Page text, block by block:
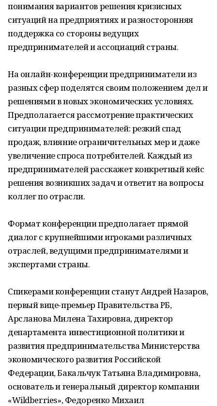
понимания вариантов решения кризисных
ситуаций на предприятиях и разносторонняя
поддержка со стороны ведущих
предпринимателей и ассоциаций страны.
На онлайн-конференции предприниматели из
разных сфер поделятся своим положением дел и
решениями в новых экономических условиях.
Предполагается рассмотрение практических
ситуации предпринимателей: резкий спад
продаж, влияние ограничительных мер и даже
увеличение спроса потребителей. Каждый из
предпринимателей расскажет конкретный кейс
решения возникших задач и ответит на вопросы
коллег по отрасли.
Формат конференции предполагает прямой
диалог с крупнейшими игроками различных
отраслей, ведущими предпринимателями и
экспертами страны.
Спикерами конференции станут Андрей Назаров,
первый вице-премьер Правительства РБ,
Арсланова Милена Тахировна, директор
департамента инвестиционной политики и
развития предпринимательства Министерства
экономического развития Российской
Федерации, Бакальчук Татьяна Владимировна,
основатель и генеральный директор компании
«Wildberries», Федоренко Михаил